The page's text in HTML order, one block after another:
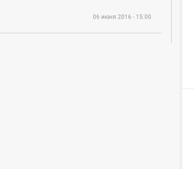
06 июня 2016 - 15:00